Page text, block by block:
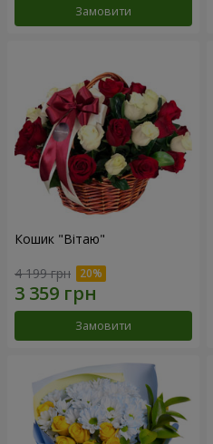
Замовити
Кошик "Вітаю"
4 199 грн
Замовити